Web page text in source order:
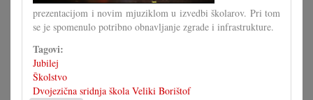
prezentacijom i novim mjuziklom u izvedbi školarov. Pri tom
se je spomenulo potribno obnavljanje zgrade i infrastrukture.
Tagovi:
Jubilej
Školstvo
Dvojezična sridnja škola Veliki Borištof